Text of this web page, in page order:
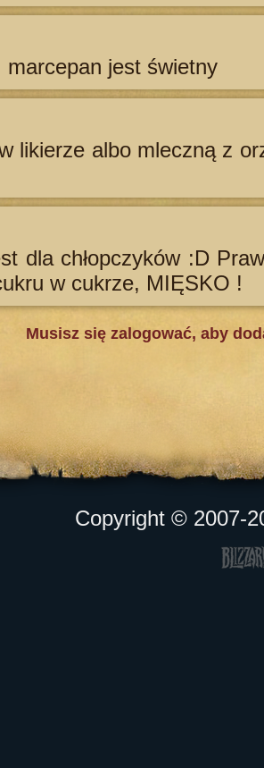
marcepan jest świetny
likierze albo mleczną z
dla chłopczyków :D
w cukrze, MIĘSKO !
Musisz się zalogować, aby
Copyright © 2007-